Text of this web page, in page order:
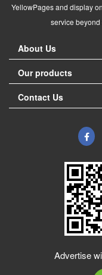
YellowPages and display
service
About Us
Our products
Contact Us
Advertise